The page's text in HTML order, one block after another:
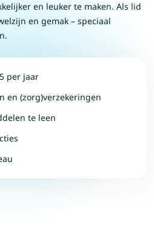
en leuker te maken. Als lid
en gemak – speciaal
per jaar
en (zorg)verzekeringen
te leen